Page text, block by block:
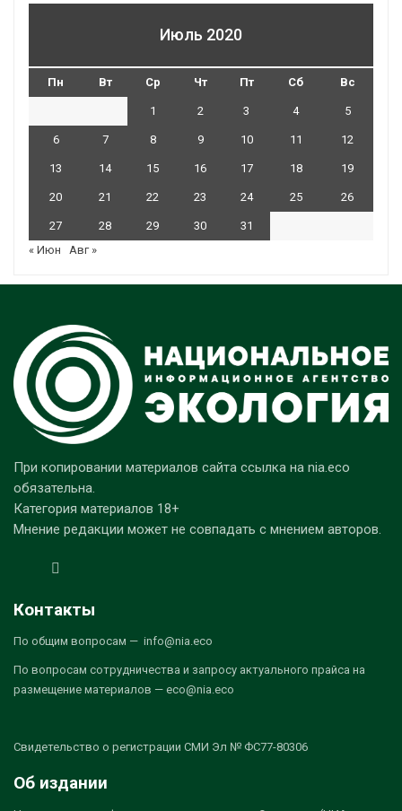
Июль 2020
Пн Вт Ср Чт Пт Сб Вс
1 2 3 4 5
6 7 8 9 10 11 12
13 14 15 16 17 18 19
20 21 22 23 24 25 26
27 28 29 30
31
« Июн
Авг »
При копировании материалов сайта ссылка на nia.eco
обязательна.
Категория материалов 18+
Мнение редакции может не совпадать с мнением авторов.
Контакты
По общим вопросам — info@nia.eco
По вопросам сотрудничества и запросу актуального прайса на
размещение материалов — eco@nia.eco
Свидетельство о регистрации СМИ Эл № ФС77-80306
Об издании